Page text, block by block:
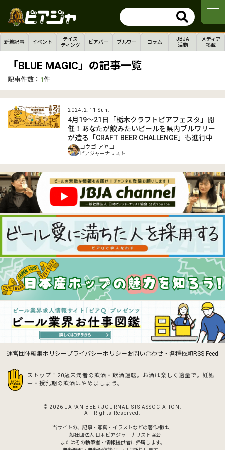
新着記事 イベント
テイス
ティング
ビアバー ブルワー コラム
JBJA
活動
メディア
掲載
「BLUE MAGIC」の記事一覧
記事件数： 1件
2024.2.11 Sun.
4月19～21日「栃木クラフトビアフェスタ」開
催！あなたが飲みたいビールを県内ブルワリー
が造る「CRAFT BEER CHALLENGE」も進行中
コウゴ アヤコ
ビアジャーナリスト
運営団体編集ポリシープライバシーポリシーお問い合わせ・各種依頼RSS Feed
ストップ！20歳未満者の飲酒・飲酒運転。お酒は楽しく適量で。 妊娠
中・授乳期の飲酒はやめましょう。
© 2026 JAPAN BEER JOURNALISTS ASSOCIATION.
All Rights Reserved.
当サイトの、記事・写真・イラストなどの著作権は、
一般社団法人 日本ビアジャーナリスト協会
またはその執筆者・情報提供者に帰属します。